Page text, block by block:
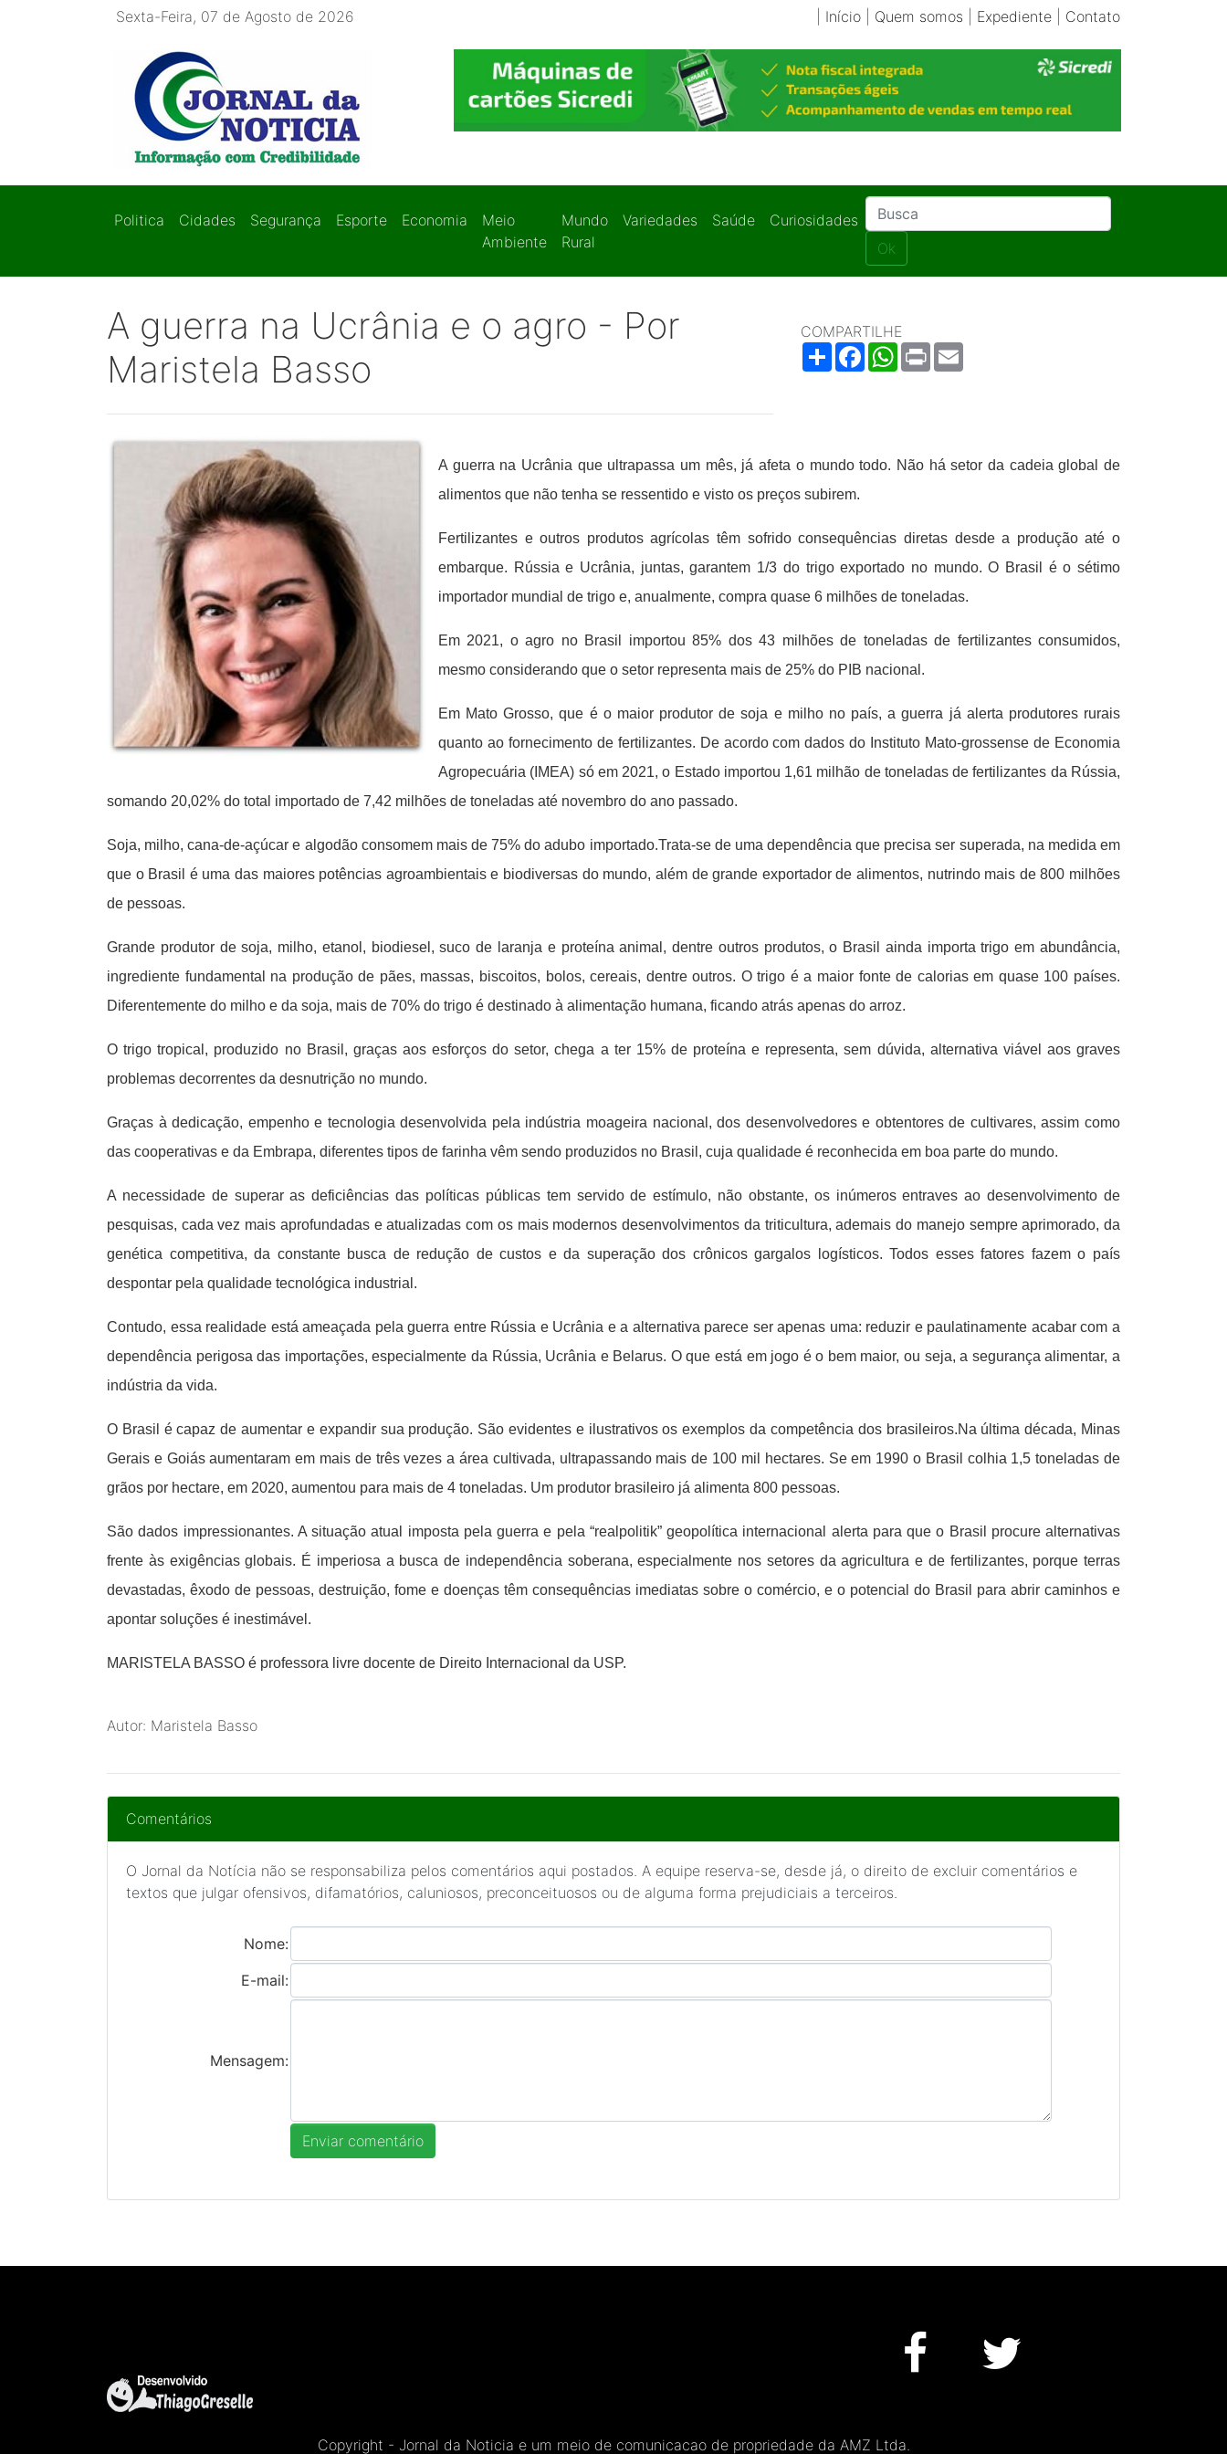
Sexta-Feira, 07 de Agosto de 2026 Início| Quem somos Expediente| Contato
Politica Cidades Segurança Esporte Economia
Meio
Ambiente
Mundo
Rural
Variedades Saúde
Curiosidades
Ok
A guerra na Ucrânia e o agro - Por
Maristela Basso
COMPARTILHE
ShareFacebookWhatsApp
Print
A guerra na Ucrânia que ultrapassa um mês, já afeta o mundo todo. Não há setor da cadeia global de
alimentos que não tenha se ressentido e visto os preços subirem.
Fertilizantes e outros produtos agrícolas têm sofrido consequências diretas desde a produção até o
embarque. Rússia e Ucrânia, juntas, garantem 1/3 do trigo exportado no mundo. O Brasil é o sétimo
importador mundial de trigo e, anualmente, compra quase 6 milhões de toneladas.
Em 2021, o agro no Brasil importou 85% dos 43 milhões de toneladas de fertilizantes consumidos,
mesmo considerando que o setor representa mais de 25% do PIB nacional.
Em Mato Grosso, que é o maior produtor de soja e milho no país, a guerra já alerta produtores rurais
quanto ao fornecimento de fertilizantes. De acordo com dados do Instituto Mato-grossense de Economia
Agropecuária (IMEA) só em 2021, o Estado importou 1,61 milhão de toneladas de fertilizantes da Rússia,
somando 20,02% do total importado de 7,42 milhões de toneladas até novembro do ano passado.
Soja, milho, cana-de-açúcar e algodão consomem mais de 75% do adubo importado.Trata-se de uma dependência que precisa ser superada, na medida em
que o Brasil é uma das maiores potências agroambientais e biodiversas do mundo, além de grande exportador de alimentos, nutrindo mais de 800 milhões
de pessoas.
Grande produtor de soja, milho, etanol, biodiesel, suco de laranja e proteína animal, dentre outros produtos, o Brasil ainda importa trigo em abundância,
ingrediente fundamental na produção de pães, massas, biscoitos, bolos, cereais, dentre outros. O trigo é a maior fonte de calorias em quase 100 países.
Diferentemente do milho e da soja, mais de 70% do trigo é destinado à alimentação humana, ficando atrás apenas do arroz.
O trigo tropical, produzido no Brasil, graças aos esforços do setor, chega a ter 15% de proteína e representa, sem dúvida, alternativa viável aos graves
problemas decorrentes da desnutrição no mundo.
Graças à dedicação, empenho e tecnologia desenvolvida pela indústria moageira nacional, dos desenvolvedores e obtentores de cultivares, assim como
das cooperativas e da Embrapa, diferentes tipos de farinha vêm sendo produzidos no Brasil, cuja qualidade é reconhecida em boa parte do mundo.
A necessidade de superar as deficiências das políticas públicas tem servido de estímulo, não obstante, os inúmeros entraves ao desenvolvimento de
pesquisas, cada vez mais aprofundadas e atualizadas com os mais modernos desenvolvimentos da triticultura, ademais do manejo sempre aprimorado, da
genética competitiva, da constante busca de redução de custos e da superação dos crônicos gargalos logísticos. Todos esses fatores fazem o país
despontar pela qualidade tecnológica industrial.
Contudo, essa realidade está ameaçada pela guerra entre Rússia e Ucrânia e a alternativa parece ser apenas uma: reduzir e paulatinamente acabar com a
dependência perigosa das importações, especialmente da Rússia, Ucrânia e Belarus. O que está em jogo é o bem maior, ou seja, a segurança alimentar, a
indústria da vida.
O Brasil é capaz de aumentar e expandir sua produção. São evidentes e ilustrativos os exemplos da competência dos brasileiros.Na última década, Minas
Gerais e Goiás aumentaram em mais de três vezes a área cultivada, ultrapassando mais de 100 mil hectares. Se em 1990 o Brasil colhia 1,5 toneladas de
grãos por hectare, em 2020, aumentou para mais de 4 toneladas. Um produtor brasileiro já alimenta 800 pessoas.
São dados impressionantes. A situação atual imposta pela guerra e pela “realpolitik” geopolítica internacional alerta para que o Brasil procure alternativas
frente às exigências globais. É imperiosa a busca de independência soberana, especialmente nos setores da agricultura e de fertilizantes, porque terras
devastadas, êxodo de pessoas, destruição, fome e doenças têm consequências imediatas sobre o comércio, e o potencial do Brasil para abrir caminhos e
apontar soluções é inestimável.
MARISTELA BASSO é professora livre docente de Direito Internacional da USP.
Autor: Maristela Basso
Comentários
O Jornal da Notícia não se responsabiliza pelos comentários aqui postados. A equipe reserva-se, desde já, o direito de excluir comentários e
textos que julgar ofensivos, difamatórios, caluniosos, preconceituosos ou de alguma forma prejudiciais a terceiros.
Nome:
E-mail:
Mensagem:
Copyright - Jornal da Noticia e um meio de comunicacao de propriedade da AMZ Ltda.